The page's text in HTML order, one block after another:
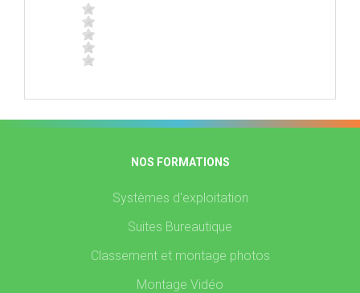
NOS FORMATIONS
Systèmes d'exploitation
Suites Bureautique
Classement et montage photos
Montage Vidéo